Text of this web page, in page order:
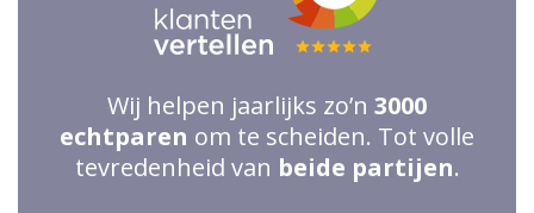
Totale
waardering:
5
van
Wij helpen jaarlijks zo’n 3000
echtparen om te scheiden. Tot volle
tevredenheid van beide partijen.